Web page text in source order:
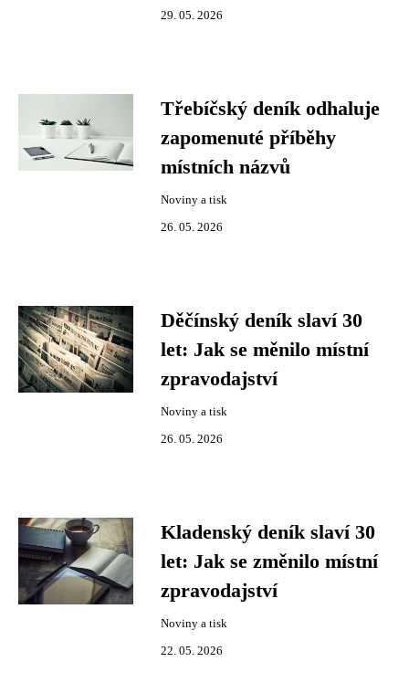
29. 05. 2026
Třebíčský deník odhaluje
zapomenuté příběhy
místních názvů
Noviny a tisk
26. 05. 2026
Děčínský deník slaví 30
let: Jak se měnilo místní
zpravodajství
Noviny a tisk
26. 05. 2026
Kladenský deník slaví 30
let: Jak se změnilo místní
zpravodajství
Noviny a tisk
22. 05. 2026